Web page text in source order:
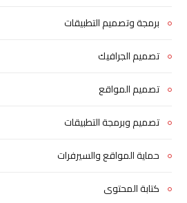
برمجة وتصميم التطبيقات
تصميم الجرافيك
تصميم المواقع
تصميم وبرمجة التطبيقات
حماية المواقع والسيرفرات
كتابة المحتوى